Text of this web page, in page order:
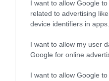
I want to allow Google
related to advertising
device identifiers in apps.
I want to allow my user
Google for online
I want to allow Google
fogalmával, aminek
nem más, mint az
méregtelenítés